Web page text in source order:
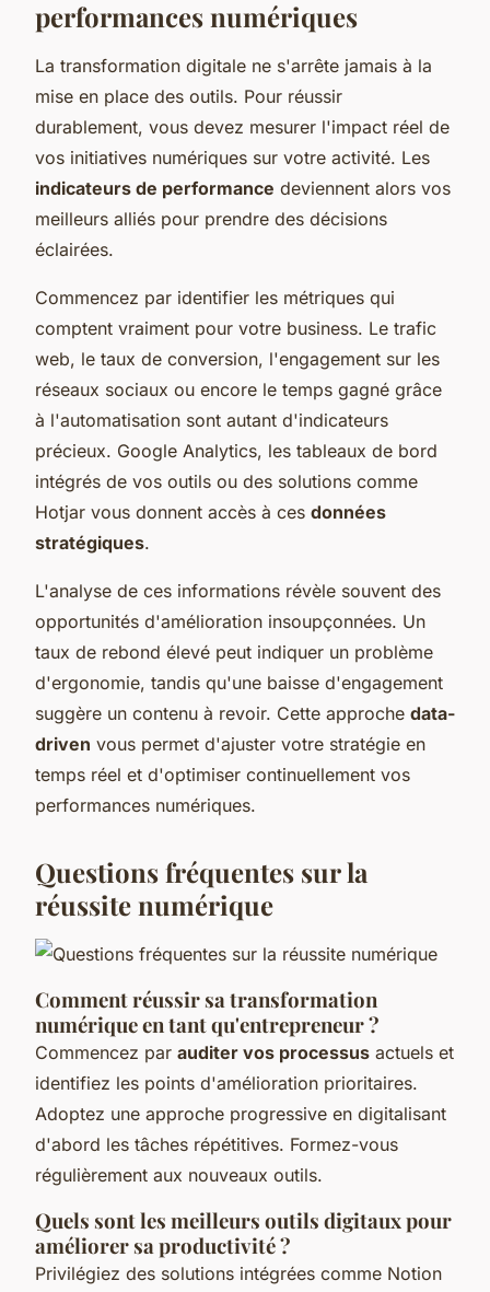
performances numériques
La transformation digitale ne s'arrête jamais à la
mise en place des outils. Pour réussir
durablement, vous devez mesurer l'impact réel de
vos initiatives numériques sur votre activité. Les
indicateurs de performance deviennent alors vos
meilleurs alliés pour prendre des décisions
éclairées.
Commencez par identifier les métriques qui
comptent vraiment pour votre business. Le trafic
web, le taux de conversion, l'engagement sur les
réseaux sociaux ou encore le temps gagné grâce
à l'automatisation sont autant d'indicateurs
précieux. Google Analytics, les tableaux de bord
intégrés de vos outils ou des solutions comme
Hotjar vous donnent accès à ces données
stratégiques.
L'analyse de ces informations révèle souvent des
opportunités d'amélioration insoupçonnées. Un
taux de rebond élevé peut indiquer un problème
d'ergonomie, tandis qu'une baisse d'engagement
suggère un contenu à revoir. Cette approche data-
driven vous permet d'ajuster votre stratégie en
temps réel et d'optimiser continuellement vos
performances numériques.
Questions fréquentes sur la
réussite numérique
Comment réussir sa transformation
numérique en tant qu'entrepreneur ?
Commencez par auditer vos processus actuels et
identifiez les points d'amélioration prioritaires.
Adoptez une approche progressive en digitalisant
d'abord les tâches répétitives. Formez-vous
régulièrement aux nouveaux outils.
Quels sont les meilleurs outils digitaux pour
améliorer sa productivité ?
Privilégiez des solutions intégrées comme Notion